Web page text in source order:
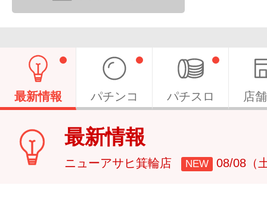
最新情報 パチンコ パチスロ 店
最新情報
ニューアサヒ箕輪店 NEW 08/08（